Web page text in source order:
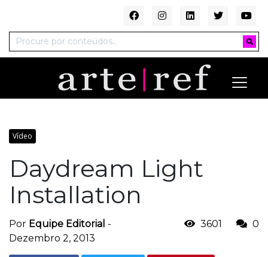
Vídeo
Daydream Light
Installation
Por Equipe Editorial -
Dezembro 2, 2013
3601 0